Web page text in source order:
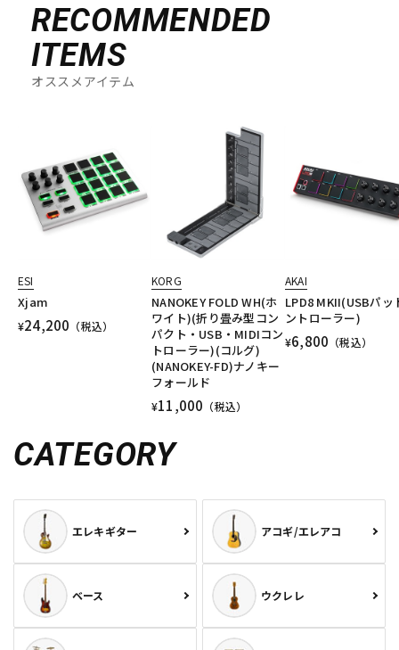
RECOMMENDED
ITEMS
オススメアイテム
ESI
Xjam
¥24,200 （税込）
KORG
NANOKEY FOLD WH(ホ
ワイト)(折り畳み型コン
パクト・USB・MIDIコン
トローラー)(コルグ)
(NANOKEY-FD)ナノキー
フォールド
¥11,000 （税込）
AKAI
LPD8 MKII(USBパッ
ントローラー)
¥6,800 （税込）
CATEGORY
エレキギター アコギ/エレアコ
ベース ウクレレ